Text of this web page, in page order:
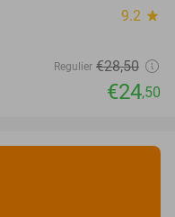
9.2 star
Regulier €28,50
€24,50